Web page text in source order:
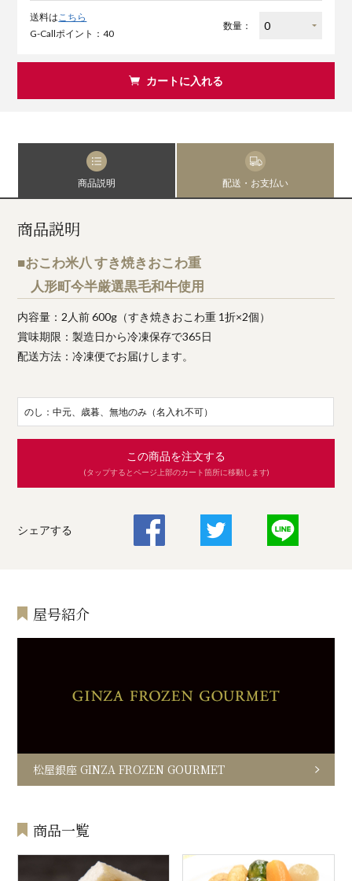
送料はこちら
G-Callポイント：40
数量：
カートに入れる
商品説明 配送・お支払い
商品説明
■おこわ米八 すき焼きおこわ重
人形町今半厳選黒毛和牛使用
内容量：2人前 600g（すき焼きおこわ重 1折×2個）
賞味期限：製造日から冷凍保存で365日
配送方法：冷凍便でお届けします。
のし：中元、歳暮、無地のみ（名入れ不可）
この商品を注文する
(タップするとページ上部のカート箇所に移動します)
シェアする
屋号紹介
松屋銀座 GINZA FROZEN GOURMET
商品一覧